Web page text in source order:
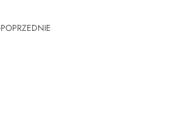
POPRZEDNIE